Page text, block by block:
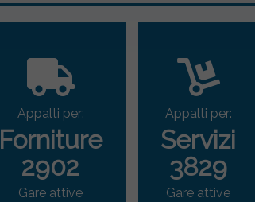
Appalti per:
Forniture
2902
Gare attive
Appalti per:
Servizi
3829
Gare attive